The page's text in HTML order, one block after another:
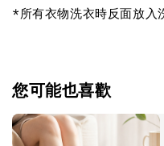
*所有衣物洗衣時反面放入
您可能也喜歡